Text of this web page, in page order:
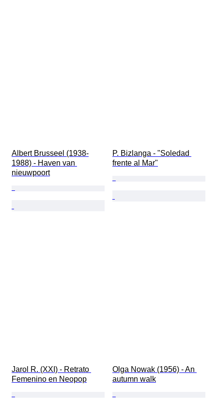
Albert Brusseel (1938-
1988) - Haven van
nieuwpoort
P. Bizlanga - ​"Soledad
frente al Mar"​
Jarol R. (XXI) - Retrato
Femenino en Neopop
Olga Nowak (1956) - An
autumn walk